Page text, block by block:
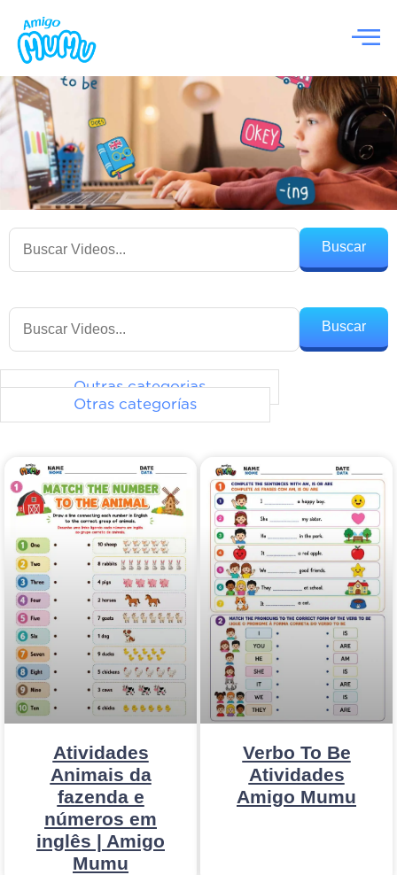
Buscar
Buscar
Outras categorias
Otras categorías
Atividades
Animais da
fazenda e
números em
inglês | Amigo
Mumu
Verbo To Be
Atividades
Amigo Mumu